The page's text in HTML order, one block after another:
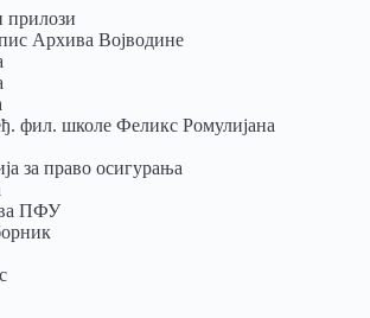
прилози
Архива Војводине
фил. школе Феликс Ромулијана
за право осигурања
ПФУ